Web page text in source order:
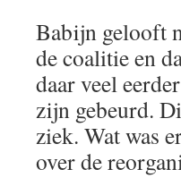
Babijn gelooft
de coalitie en
daar veel
zijn gebeurd.
ziek. Wat was
over de